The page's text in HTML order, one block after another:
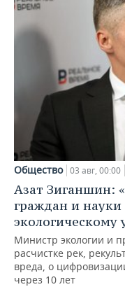
Общество 03 авг, 00:00
Азат Зиганшин:
граждан и науки
экологическому
Министр экологии и
расчистке рек,
вреда, о
через 10 лет